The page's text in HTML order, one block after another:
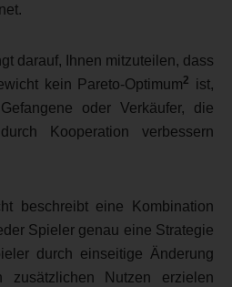
darauf, Ihnen mitzuteilen, dass
kein Pareto-Optimum2
ist,
oder Verkäufer, die
Kooperation verbessern
beschreibt eine Kombination
Spieler genau eine Strategie
durch einseitige Änderung
zusätzlichen Nutzen erzielen